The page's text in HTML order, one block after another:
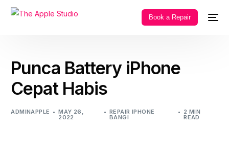
Book a Repair
Punca Battery iPhone
Cepat Habis
ADMINAPPLE MAY 26,
2022
REPAIR IPHONE
BANGI
2 MIN
READ